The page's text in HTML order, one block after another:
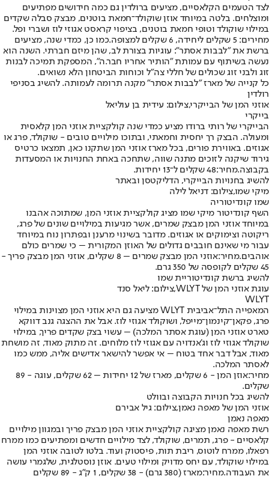
לצד הטעמים הקלאסיים, מציעים ברולדין גם כמה חידושים מפתיעים
ומוצלחים. בלטה במיוחד אוזן שוקולד־חמאת בוטנים, מבצק סבלה שקדים
במילוי שוקולד וטופי חמאת בוטנים, בציפוי קראסט אגוזי לוז ושברי ופל.
מחירים: 5 שקלים ליחידה, 6 שקלים למצופה.כמו כן, כמדי שנה, מציעים
ברשת את "לבבות אסתר": עוגיות בצורת לב, שהן מיזם חברתי. השנה הוא
נעשה בשיתוף עם עמותת "הותיר אחריו חבר.ה", המספקת תמיכה לבנות
זוג ולבני זוג שכולים של חללי צה"ל וכוחות הביטחון הלא נשואים.
כל קנייה של מארז "לבבות אסתר" מקנה תרומה לעמותה. להשיג בסניפי
רולדין
אוזני המן של הבייקרי,צילום: עידית בן עוליאל
בייקרי
הבייקרי של רותי ברודו מציע כמדי שנה קולקציית אוזני המן קלאסית
ומעולה. הבצק רך יחסית וחמאתי, ובתוכו מילויים טובים - שוקולד, פרג או
אגוזים. באווירת פורים, בכל מארז אוזני המן שתקנו כאן, תמצאו כרטיס
גירוד שיקנה לזוכים מתנה שווה, שתחכה באחת החנויות או המסעדות
בקבוצה.מחיר:48 שקלים ל־13 יחידות.
להשיג בחנויות הבייקרי, הדליקטסן ובאתר
מיקי שמו,צילום: דניאל לילה
שמו קונדיטוריה
השף קונדיטור מיקי שמו מציג קולקציית אוזני המן, שמתוכה אהבנו
במיוחד אוזני המן מבצק שמרים, אשר מגיעות במילויים שונים של פרג,
ריקוטה וצימוקים או אגוזים. מדובר בשינוי מרענן ובפתרון נוח במיוחד
עבור מי שאינם חובבים גדולים של האוזן המקורית – כי שמרים כולם
אוהבים.מחיר:
אוזני המן מבצק שמרים – 8 שקלים, אוזני המן מבצק פריך -
45 שקלים לקופסה של 350 גרם.
להשיג ברשת קונדיטוריית שמו
עוגת אוזני המן של WLYT,צילום: ליאל סנד
WLYT
המאפייה התל־אביבית WLYT מציעה גם היא אוזני המן מצוינות במילוי
פרג, פקאן־קינמון־מייפל, ושוקולד אגוזי לוז. אבל את ההצגה גנב דווקא
טארט אוזני המן (עוגת אסתר המלכה) – עשוי בצק שקדים פריך, במילוי
שוקולד אגוזי לוז וג'אנדויה עם אגוזי לוז מלוחים. זה מתוק מאוד, זה מושחת
מאוד, אבל דבר אחד בטוח – אי אפשר להישאר אדישים אליה, ממש כמו
לאסתר המלכה.
מחיר:
אוזן המן - 6 שקלים, מארז של 12 יחידות – 62 שקלים, עוגה - 89
שקלים.
להשיג בכל חנויות הקבוצה ובוולט
אוזני המן של מאפה נאמן,צילום: גיל אבירם
מאפה נאמן
רשת מאפה נאמן מציגה קולקציית אוזני המן מבצק פריך ובמגוון מילויים
קלאסיים - פרג, תמרים, שוקולד, לצד מילויים חדשים ומפתיעים כמו ממרח
רפאלו, ממרח לוטוס, ריבת תות, פיסטוק ועוד. בלטו לטובה אוזני המן
במילוי שוקולד, עם יחס מדויק ומילוי טעים. אוזן נוסטלגית, שלגמרי עושה
את העבודה.מחיר:מארז (380 גרם) - 38 שקלים, 1 ק"ג - 89 שקלים